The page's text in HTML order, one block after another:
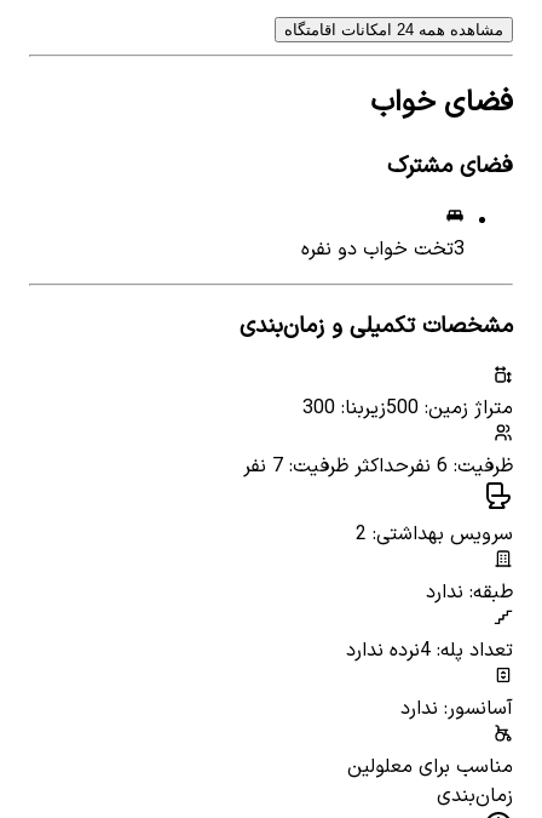
مشاهده همه 24 امکانات اقامتگاه
فضای خواب
فضای مشترک
3تخت خواب دو نفره
مشخصات تکمیلی و زمان‌بندی
متراژ زمین: 500
زیربنا: 300
ظرفیت: 6 نفر
حداکثر ظرفیت: 7 نفر
سرویس بهداشتی: 2
طبقه: ندارد
تعداد پله: 4
نرده ندارد
آسانسور: ندارد
مناسب برای معلولین
زمان‌بندی